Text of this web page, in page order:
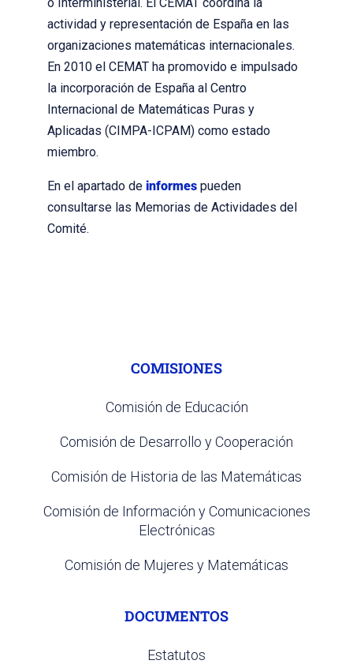
actividad y representación de España en las
organizaciones matemáticas internacionales.
En 2010 el CEMAT ha promovido e impulsado
la incorporación de España al Centro
Internacional de Matemáticas Puras y
Aplicadas (CIMPA-ICPAM) como estado
miembro.
En el apartado de informes pueden
consultarse las Memorias de Actividades del
Comité.
COMISIONES
Comisión de Educación
Comisión de Desarrollo y Cooperación
Comisión de Historia de las Matemáticas
Comisión de Información y Comunicaciones
Electrónicas
Comisión de Mujeres y Matemáticas
DOCUMENTOS
Estatutos